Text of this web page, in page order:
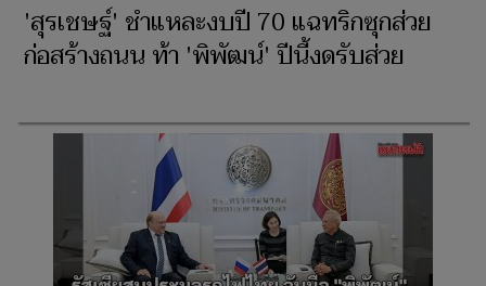
'สุรเชษฐ์' ชำแหละงบปี 70 แฉทริกซุกส่วย
ก่อสร้างถนน ท้า 'พิพัฒน์' ปีนี้งดรับส่วย